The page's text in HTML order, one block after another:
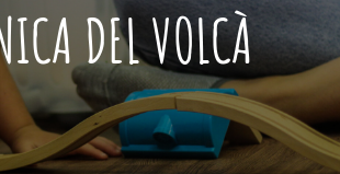
DEL VOLCÀ
Publicada
El
Octubre
18,
2021